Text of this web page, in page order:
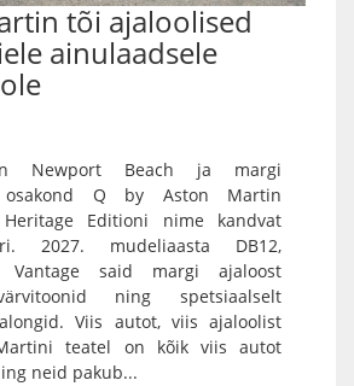
tõi ajaloolised
ainulaadsele
Newport Beach ja margi
osakond Q by Aston Martin
Editioni nime kandvat
2027. mudeliaasta DB12,
Vantage said margi ajaloost
ning spetsiaalselt
Viis autot, viis ajaloolist
teatel on kõik viis autot
neid pakub...